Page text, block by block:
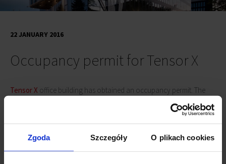
Zgoda Szczegóły O plikach cookies
Occupancy permit for Tensor X
22 JANUARY 2016
Tensor X office building has obtained an occupancy permit. The
space will be delivered to the first tenants in March. Meanwhile the
Tensor office complex is located in Gdynia. The complex will consist
of three office buildings called: X, Y and Z. T The office complex will